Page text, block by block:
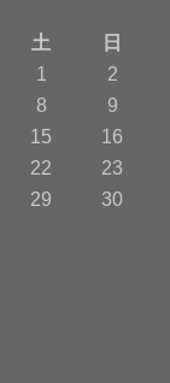
土
日
1
2
8
9
15
16
22
23
29
30